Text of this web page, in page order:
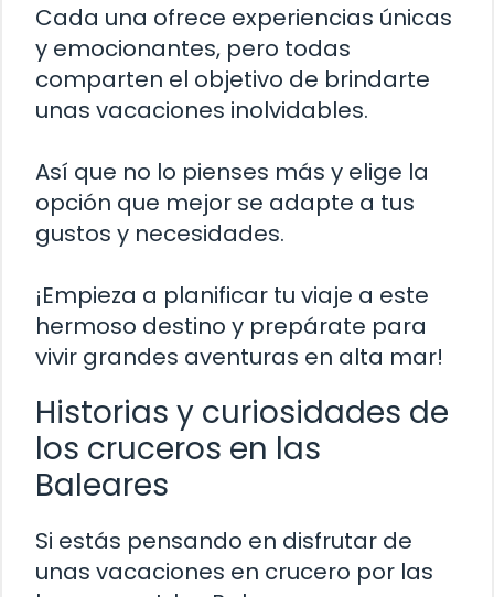
Cada una ofrece experiencias únicas
y emocionantes, pero todas
comparten el objetivo de brindarte
unas vacaciones inolvidables.
Así que no lo pienses más y elige la
opción que mejor se adapte a tus
gustos y necesidades.
¡Empieza a planificar tu viaje a este
hermoso destino y prepárate para
vivir grandes aventuras en alta mar!
Historias y curiosidades de
los cruceros en las
Baleares
Si estás pensando en disfrutar de
unas vacaciones en crucero por las